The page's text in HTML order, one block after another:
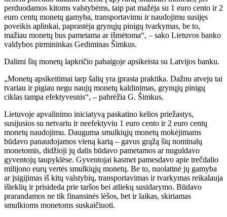
perduodamos kitoms valstybėms, taip pat mažėja su 1 euro cento ir 2
euro centų monetų gamyba, transportavimu ir naudojimu susijęs
poveikis aplinkai, paprastėja grynųjų pinigų tvarkymas, be to,
mažiau monetų bus pametama ar išmėtoma“, – sako Lietuvos banko
valdybos pirmininkas Gediminas Šimkus.
Dalimi šių monetų lapkričio pabaigoje apsikeista su Latvijos banku.
„Monetų apsikeitimai tarp šalių yra įprasta praktika. Dažnu atveju tai
tvariau ir pigiau negu naujų monetų kaldinimas, grynųjų pinigų
ciklas tampa efektyvesnis“, – pabrėžia G. Šimkus.
Lietuvoje apvalinimo iniciatyvą paskatino kelios priežastys,
susijusios su netvariu ir neefektyviu 1 euro cento ir 2 euro centų
monetų naudojimu. Dauguma smulkiųjų monetų mokėjimams
būdavo panaudojamos vieną kartą – gavus grąžą šių nominalų
monetomis, didžioji jų dalis būdavo pametamos ar nuguldavo
gyventojų taupyklėse. Gyventojai kasmet pamesdavo apie trečdalio
milijono eurų vertės smulkiųjų monetų. Be to, nuolatinė jų gamyba
ar įsigijimas iš kitų valstybių, transportavimas ir tvarkymas reikalauja
išteklių ir prisideda prie taršos bei atliekų susidarymo. Būdavo
prarandamos ne tik finansinės lėšos, bet ir laikas, skiriamas
smulkioms monetoms suskaičiuoti.